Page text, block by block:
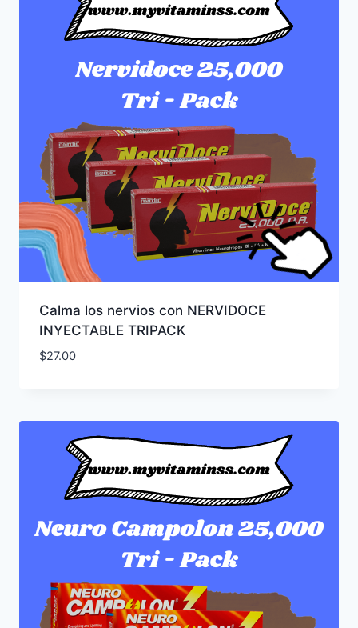
Calma los nervios con NERVIDOCE
INYECTABLE TRIPACK
$27.00